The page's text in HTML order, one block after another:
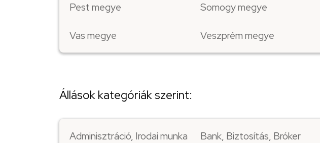
Pest megye Somogy megye
Vas megye Veszprém megye
Állások kategóriák szerint:
Adminisztráció, Irodai munka Bank, Biztosítás, Bróker